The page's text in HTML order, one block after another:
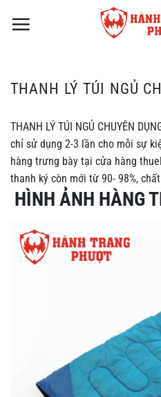
qua
THANH LÝ TÚI NGỦ
THANH LÝ TÚI NGỦ CHUYÊN
chỉ sử dụng 2-3 lần cho mỗi sự
hàng trưng bày tại cửa hàng
thanh ký còn mới từ 90- 98%,
HÌNH ẢNH HÀNG